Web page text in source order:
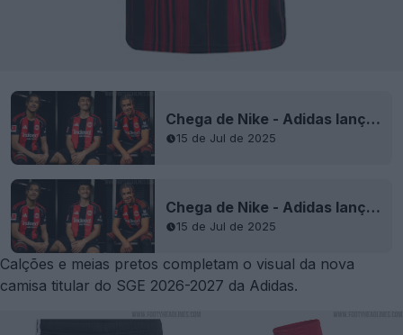
Chega de Nike - Adidas lança camisa titular do Eintracht Frankfurt 25-26
15 de Jul de 2025
Chega de Nike - Adidas lança camisa titular do Eintracht Frankfurt 25-26
15 de Jul de 2025
Calções e meias pretos completam o visual da nova
camisa titular do SGE 2026-2027 da Adidas.